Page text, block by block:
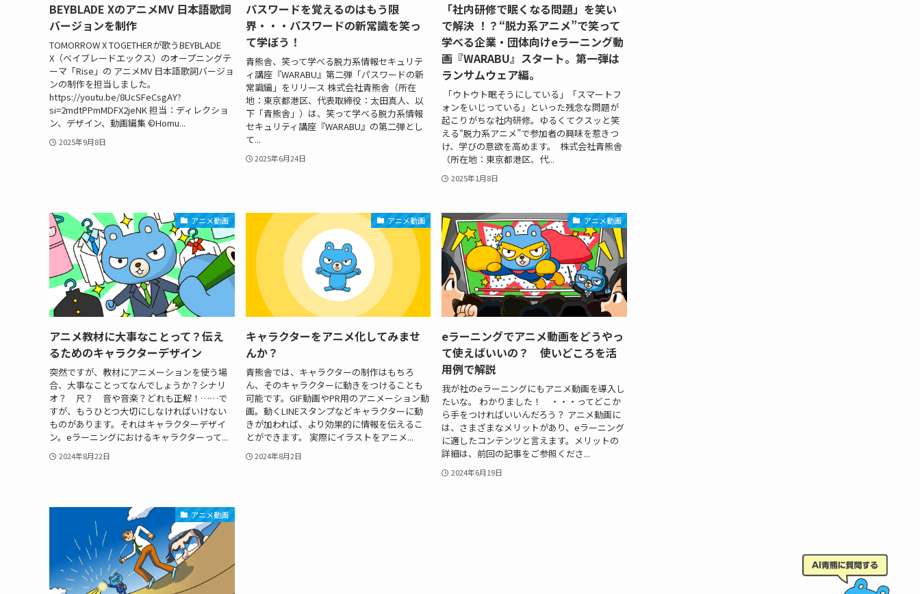
BEYBLADE XのアニメMV 日本語歌詞
バージョンを制作
TOMORROW X TOGETHERが歌うBEYBLADE
X（ベイブレードエックス）のオープニングテ
ーマ「Rise」の アニメMV 日本語歌詞バージョ
ンの制作を担当しました。
https://youtu.be/8UcSFeCsgAY?
si=2mdtPPmMDFX2jeNK 担当：ディレクショ
ン、デザイン、動画編集 ©Homu...
2025年9月8日
パスワードを覚えるのはもう限
界・・・パスワードの新常識を笑っ
て学ぼう！
青熊舎、笑って学べる脱力系情報セキュリテ
ィ講座『WARABU』第二弾「パスワードの新
常識編」をリリース 株式会社青熊舎（所在
地：東京都港区、代表取締役：太田真人、以
下「青熊舎」）は、笑って学べる脱力系情報
セキュリティ講座『WARABU』の第二弾とし
て...
2025年6月24日
「社内研修で眠くなる問題」を笑い
で解決 ！？“脱力系アニメ”で笑って
学べる企業・団体向けeラーニング動
画『WARABU』スタート。第一弾は
ランサムウェア編。
「ウトウト眠そうにしている」「スマートフ
ォンをいじっている」といった残念な問題が
起こりがちな社内研修。ゆるくてクスッと笑
える“脱力系アニメ”で参加者の興味を惹きつ
け、学びの意欲を高めます。 株式会社青熊舎
（所在地：東京都港区、代...
2025年1月8日
アニメ動画
アニメ教材に大事なことって？伝え
るためのキャラクターデザイン
突然ですが、教材にアニメーションを使う場
合、大事なことってなんでしょうか？シナリ
オ？ 尺？ 音や音楽？どれも正解！……で
すが、もうひとつ大切にしなければいけない
ものがあります。それはキャラクターデザイ
ン。eラーニングにおけるキャラクターって...
2024年8月22日
アニメ動画
キャラクターをアニメ化してみませ
んか？
青熊舎では、キャラクターの制作はもちろ
ん、そのキャラクターに動きをつけることも
可能です。GIF動画やPR用のアニメーション動
画。動くLINEスタンプなどキャラクターに動
きが加われば、より効果的に情報を伝えるこ
とができます。 実際にイラストをアニメ...
2024年8月2日
アニメ動画
eラーニングでアニメ動画をどうやっ
て使えばいいの？ 使いどころを活
用例で解説
我が社のeラーニングにもアニメ動画を導入し
たいな。 わかりました！ ・・・ってどこか
ら手をつければいいんだろう？ アニメ動画に
は、さまざまなメリットがあり、eラーニング
に適したコンテンツと言えます。メリットの
詳細は、前回の記事をご参照くださ...
2024年6月19日
アニメ動画